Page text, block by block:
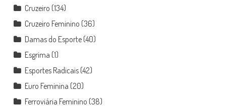
Cruzeiro (134)
Cruzeiro Feminino (36)
Damas do Esporte(40)
Esgrima (1)
Esportes Radicais(42)
Euro Feminina (20)
Ferroviária Feminino (38)